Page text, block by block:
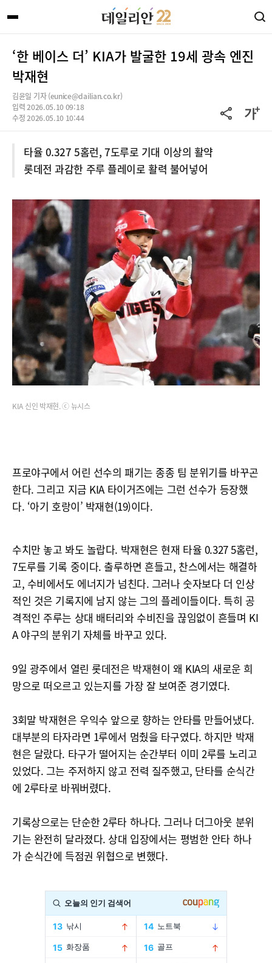
‘한 베이스 더’ KIA가 발굴한 19세 광속 엔진
박재현
김윤일 기자 (eunice@dailian.co.kr)
입력 2026.05.10 09:18
수정 2026.05.10 10:44
타율 0.327 5홈런, 7도루로 기대 이상의 활약
롯데전 과감한 주루 플레이로 활력 불어넣어
KIA 신인 박재현. ⓒ 뉴시스
프로야구에서 어린 선수의 패기는 종종 팀 분위기를 바꾸곤
한다. 그리고 지금 KIA 타이거즈에는 그런 선수가 등장했
다. ‘아기 호랑이’ 박재현(19)이다.
수치만 놓고 봐도 놀랍다. 박재현은 현재 타율 0.327 5홈런,
7도루를 기록 중이다. 출루하면 흔들고, 찬스에서는 해결하
고, 수비에서도 에너지가 넘친다. 그러나 숫자보다 더 인상
적인 것은 기록지에 남지 않는 그의 플레이들이다. 특히 공
격적인 주루는 상대 배터리와 수비진을 끊임없이 흔들며 KI
A 야구의 분위기 자체를 바꾸고 있다.
9일 광주에서 열린 롯데전은 박재현이 왜 KIA의 새로운 희
망으로 떠오르고 있는지를 가장 잘 보여준 경기였다.
3회말 박재현은 우익수 앞으로 향하는 안타를 만들어냈다.
대부분의 타자라면 1루에서 멈췄을 타구였다. 하지만 박재
현은 달랐다. 타구가 떨어지는 순간부터 이미 2루를 노리고
있었다. 그는 주저하지 않고 전력 질주했고, 단타를 순식간
에 2루타로 바꿔버렸다.
기록상으로는 단순한 2루타 하나다. 그러나 더그아웃 분위
기는 완전히 달라졌다. 상대 입장에서는 평범한 안타 하나
가 순식간에 득점권 위협으로 변했다.